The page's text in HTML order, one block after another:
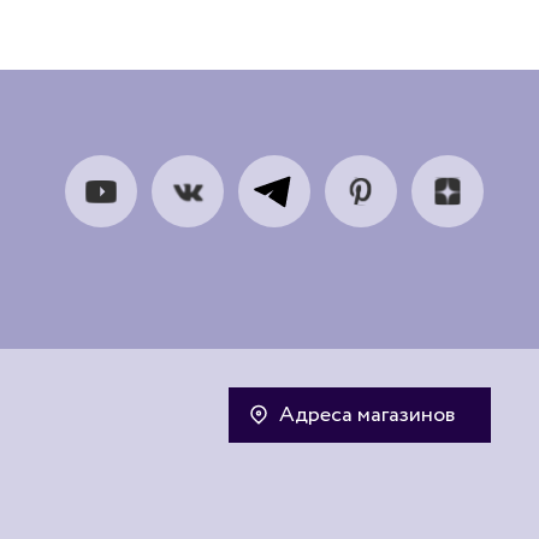
Адреса магазинов